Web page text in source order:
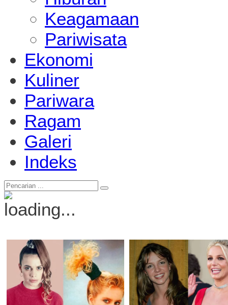
Keagamaan
Pariwisata
Ekonomi
Kuliner
Pariwara
Ragam
Galeri
Indeks